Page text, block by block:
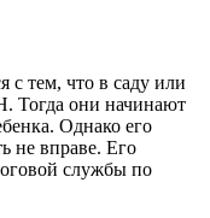
с тем, что в саду или
Тогда они начинают
Однако его
не вправе. Его
службы по